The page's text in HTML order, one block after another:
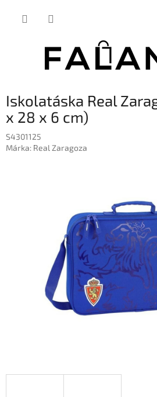
Iskolatáska Real
x 28 x 6 cm)
S4301125
Márka: Real Zaragoza